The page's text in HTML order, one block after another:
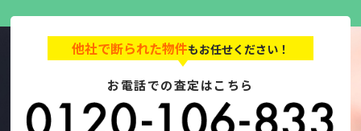
他社で断られた物件もお任せください！
お電話での査定はこちら